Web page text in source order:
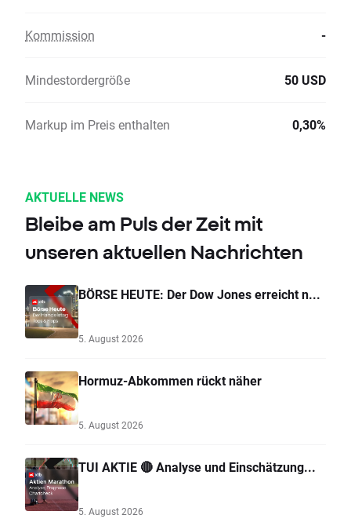
Kommission -
Mindestordergröße 50 USD
Markup im Preis enthalten 0,30%
AKTUELLE NEWS
Bleibe am Puls der Zeit mit
unseren aktuellen Nachrichten
BÖRSE HEUTE: Der Dow Jones erreicht n...
5. August 2026
Hormuz-Abkommen rückt näher
5. August 2026
TUI AKTIE 🔴 Analyse und Einschätzung...
5. August 2026